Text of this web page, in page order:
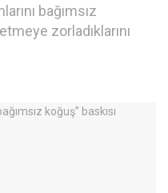
bağımsız
zorladıklarını